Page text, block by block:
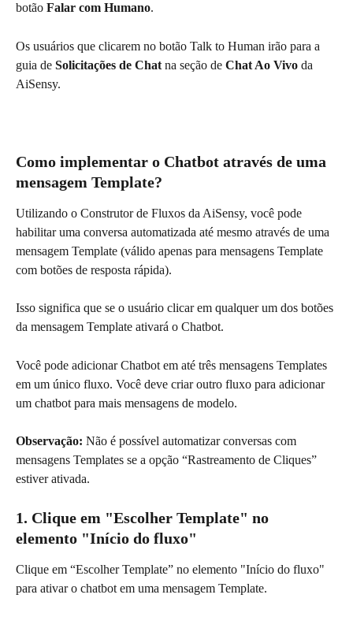
botão Falar com Humano.
Os usuários que clicarem no botão Talk to Human irão para a
guia de Solicitações de Chat na seção de Chat Ao Vivo da
AiSensy.
Como implementar o Chatbot através de uma
mensagem Template?
Utilizando o Construtor de Fluxos da AiSensy, você pode
habilitar uma conversa automatizada até mesmo através de uma
mensagem Template (válido apenas para mensagens Template
com botões de resposta rápida).
Isso significa que se o usuário clicar em qualquer um dos botões
da mensagem Template ativará o Chatbot.
Você pode adicionar Chatbot em até três mensagens Templates
em um único fluxo. Você deve criar outro fluxo para adicionar
um chatbot para mais mensagens de modelo.
Observação: Não é possível automatizar conversas com
mensagens Templates se a opção “Rastreamento de Cliques”
estiver ativada.
1. Clique em "Escolher Template" no
elemento "Início do fluxo"
Clique em “Escolher Template” no elemento "Início do fluxo"
para ativar o chatbot em uma mensagem Template.